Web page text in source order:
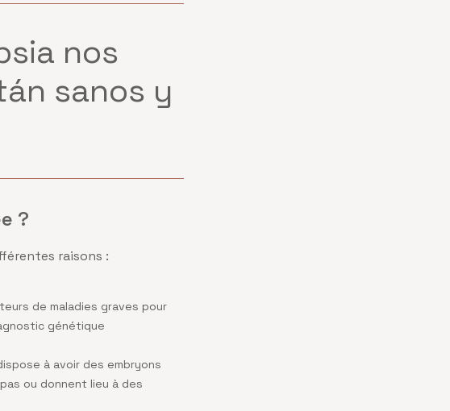
nos
sanos y
?
raisons :
de maladies graves pour
génétique
à avoir des embryons
ou donnent lieu à des